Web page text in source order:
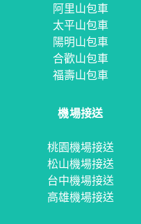
阿里山包車
太平山包車
陽明山包車
合歡山包車
福壽山包車
機場接送
桃園機場接送
松山機場接送
台中機場接送
高雄機場接送